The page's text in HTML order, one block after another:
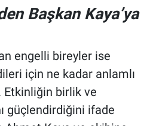
Başkan Kaya’ya
engelli bireyler ise
için ne kadar anlamlı
birlik ve
güçlendirdiğini ifade